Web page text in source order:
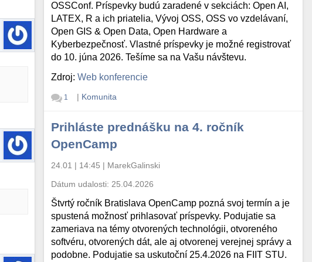
OSSConf. Príspevky budú zaradené v sekciách: Open AI,
LATEX, R a ich priatelia, Vývoj OSS, OSS vo vzdelávaní,
Open GIS & Open Data, Open Hardware a
Kyberbezpečnosť. Vlastné príspevky je možné registrovať
do 10. júna 2026. Tešíme sa na Vašu návštevu.
Zdroj:Web konferencie
1 | Komunita
Prihláste prednášku na 4. ročník
OpenCamp
24.01 | 14:45 | MarekGalinski
Dátum udalosti: 25.04.2026
Štvrtý ročník Bratislava OpenCamp pozná svoj termín a je
spustená možnosť prihlasovať príspevky. Podujatie sa
zameriava na témy otvorených technológii, otvoreného
softvéru, otvorených dát, ale aj otvorenej verejnej správy a
podobne. Podujatie sa uskutoční 25.4.2026 na FIIT STU.